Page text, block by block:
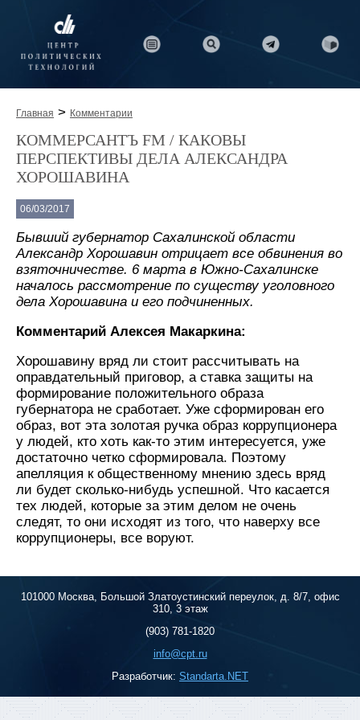
Главная > Комментарии
КОММЕРСАНТЪ FM / КАКОВЫ
ПЕРСПЕКТИВЫ ДЕЛА АЛЕКСАНДРА
ХОРОШАВИНА
06/03/2017
Бывший губернатор Сахалинской области
Александр Хорошавин отрицает все обвинения во
взяточничестве. 6 марта в Южно-Сахалинске
началось рассмотрение по существу уголовного
дела Хорошавина и его подчиненных.
Комментарий Алексея Макаркина:
Хорошавину вряд ли стоит рассчитывать на
оправдательный приговор, а ставка защиты на
формирование положительного образа
губернатора не сработает. Уже сформирован его
образ, вот эта золотая ручка образ коррупционера
у людей, кто хоть как-то этим интересуется, уже
достаточно четко сформировала. Поэтому
апелляция к общественному мнению здесь вряд
ли будет сколько-нибудь успешной. Что касается
тех людей, которые за этим делом не очень
следят, то они исходят из того, что наверху все
коррупционеры, все воруют.
101000 Москва, Большой Златоустинский переулок, д. 8/7, офис
310, 3 этаж
(903) 781-1820
info@cpt.ru
Разработчик: Standarta.NET